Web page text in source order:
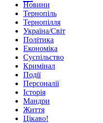
Новини
Тернопіль
Тернопілля
Україна/Світ
Політика
Економіка
Суспільство
Кримінал
Події
Персоналії
Історія
Мандри
Життя
Цікаво!